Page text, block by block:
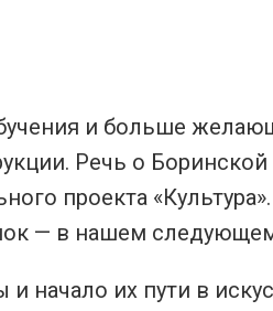
и больше
Речь о
проекта
— в нашем
начало их пути в